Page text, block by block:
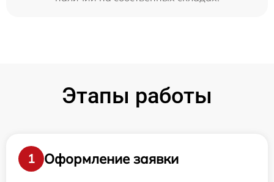
Этапы работы
1
Оформление заявки